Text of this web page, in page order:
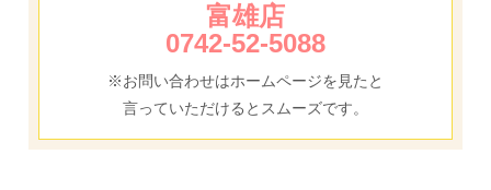
富雄店
0742-52-5088
※お問い合わせはホームページを見たと
言っていただけるとスムーズです。